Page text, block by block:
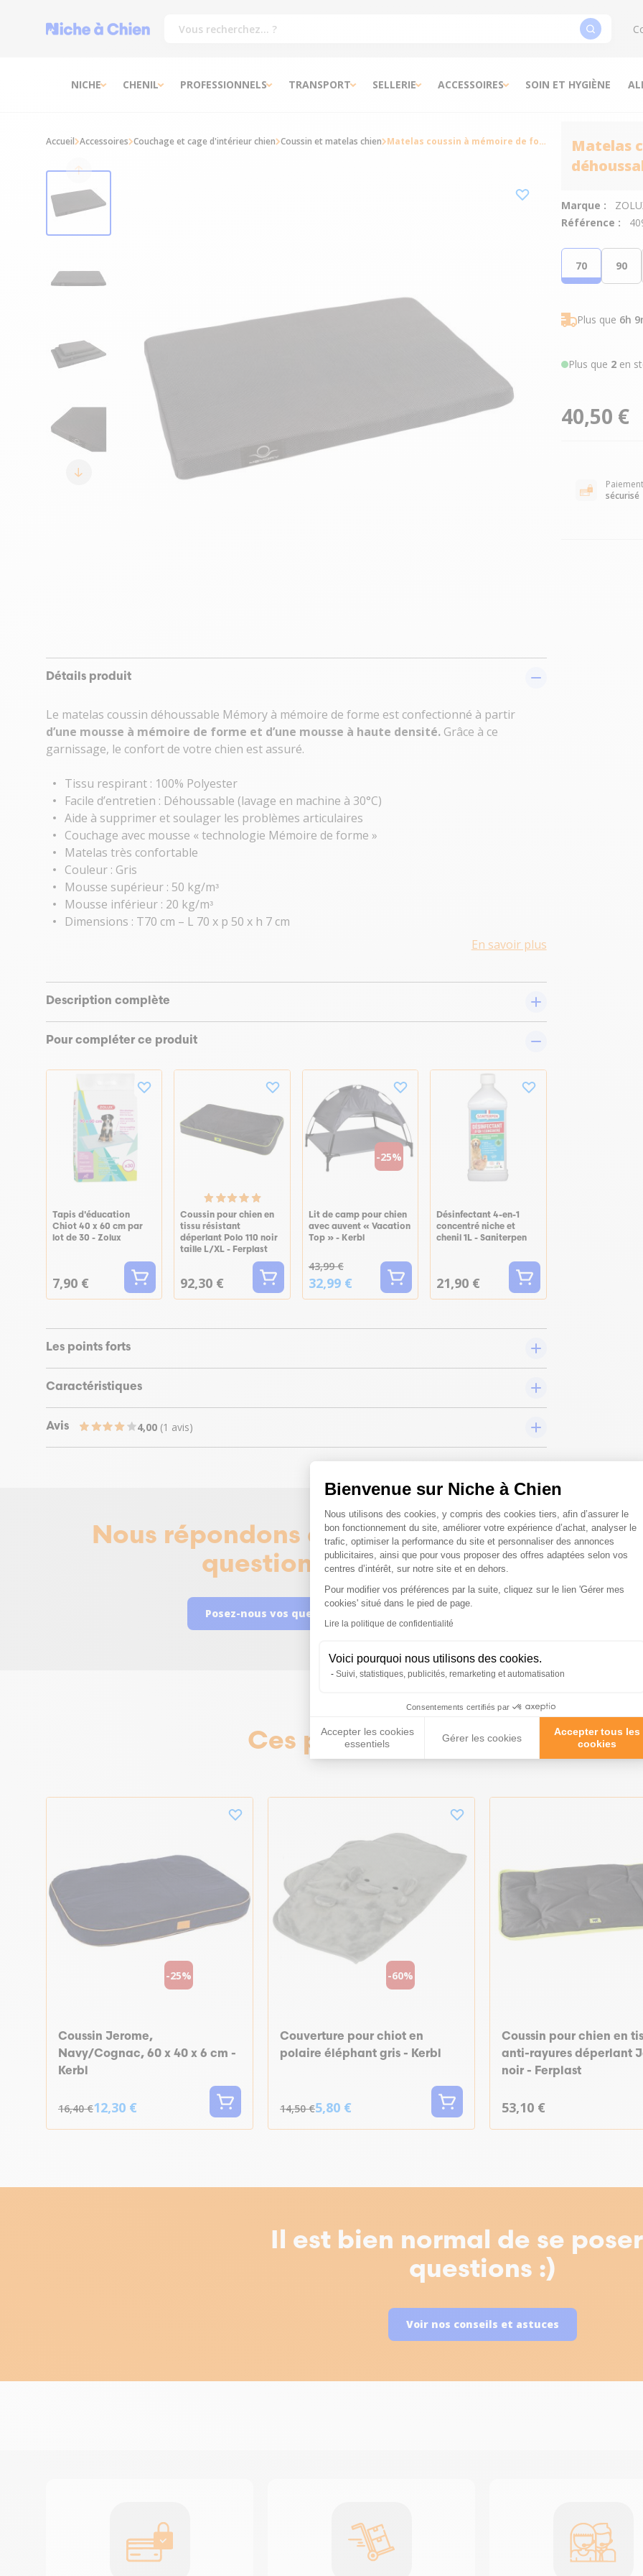
Bienvenue sur Niche à Chien
Plateforme de Gestion du
Nous utilisons des cookies, y compris des cookies tiers, afin d’assurer le
bon fonctionnement du site, améliorer votre expérience d’achat, analyser le
trafic, optimiser la performance du site et personnaliser des annonces
publicitaires, ainsi que pour vous proposer des offres adaptées selon vos
centres d’intérêt, sur notre site et en dehors.
Pour modifier vos préférences par la suite, cliquez sur le lien 'Gérer mes
cookies' situé dans le pied de page.
Lire la politique de confidentialité
Voici pourquoi nous utilisons des cookies.
Suivi, statistiques, publicités, remarketing et automatisation
Consentements certifiés par
Accepter les cookies
essentiels
Gérer les cookies
Accepter tous les
cookies
Axeptio consent
NICHE CHENIL PROFESSIONNELS TRANSPORT SELLERIE ACCESSOIRES SOIN ET HYGIÈNE
Matelas
Marque :
Référence :
70 90
Plus que 6h
Plus que 2en
40,50 €
Paiement
sécurisé
Détails produit
Le matelas coussin déhoussable Mémory à mémoire de forme est confectionné à partir
d’une mousse à mémoire de forme et d’une mousse à haute densité. Grâce à ce
garnissage, le confort de votre chien est assuré.
Tissu respirant : 100% Polyester
Facile d’entretien : Déhoussable (lavage en machine à 30°C)
Aide à supprimer et soulager les problèmes articulaires
Couchage avec mousse « technologie Mémoire de forme »
Matelas très confortable
Couleur : Gris
Mousse supérieur : 50 kg/mᵌ
Mousse inférieur : 20 kg/mᵌ
Dimensions : T70 cm – L 70 x p 50 x h 7 cm
En savoir plus
Description complète
Pour compléter ce produit
Tapis d'éducation
Chiot 40 x 60 cm par
lot de 30 - Zolux
7,90 €
Coussin pour chien en
tissu résistant
déperlant Polo 110 noir
taille L/XL - Ferplast
92,30 €
-25%
Lit de camp pour chien
avec auvent « Vacation
Top » - Kerbl
43,99 €
32,99 €
Désinfectant 4-en-1
concentré niche et
chenil 1L - Saniterpen
21,90 €
Les points forts
Caractéristiques
Avis 4,00 (1 avis)
Nous répondons à toutes vos
questions ;)
Posez-nous vos questions
Accueil Accessoires Couchage et cage d'intérieur chien Coussin et matelas chien Matelas coussin à mémoire de forme Memory déhoussable Gris T70 - Zolux
Ces produits peuvent vous
-25%
Coussin Jerome,
Navy/Cognac, 60 x 40 x 6 cm -
Kerbl
16,40 €12,30 €
-60%
Couverture pour chiot en
polaire éléphant gris - Kerbl
14,50 €5,80 €
Coussin pour chien en
anti-rayures déperlant
noir - Ferplast
53,10 €
Il est bien normal de se
questions :)
Voir nos conseils et astuces